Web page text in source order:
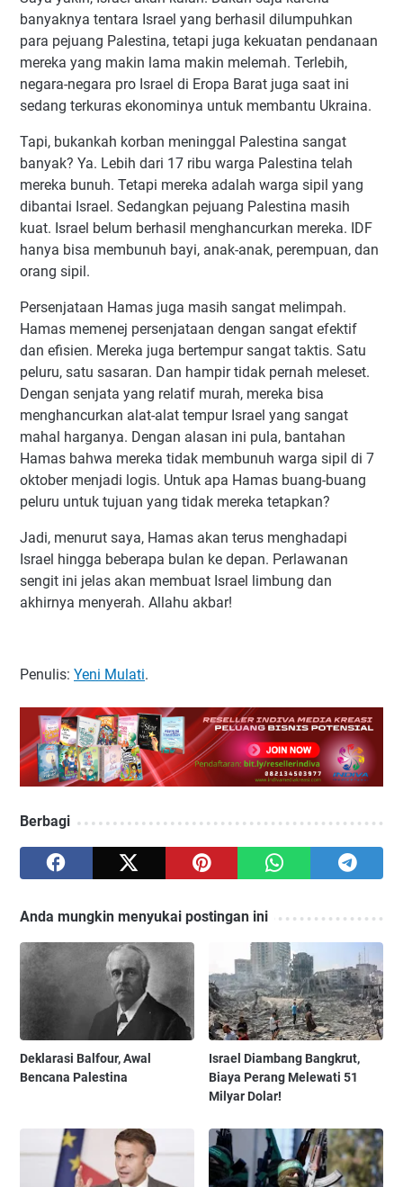
banyaknya tentara Israel yang berhasil dilumpuhkan
para pejuang Palestina, tetapi juga kekuatan pendanaan
mereka yang makin lama makin melemah. Terlebih,
negara-negara pro Israel di Eropa Barat juga saat ini
sedang terkuras ekonominya untuk membantu Ukraina.
Tapi, bukankah korban meninggal Palestina sangat
banyak? Ya. Lebih dari 17 ribu warga Palestina telah
mereka bunuh. Tetapi mereka adalah warga sipil yang
dibantai Israel. Sedangkan pejuang Palestina masih
kuat. Israel belum berhasil menghancurkan mereka. IDF
hanya bisa membunuh bayi, anak-anak, perempuan, dan
orang sipil.
Persenjataan Hamas juga masih sangat melimpah.
Hamas memenej persenjataan dengan sangat efektif
dan efisien. Mereka juga bertempur sangat taktis. Satu
peluru, satu sasaran. Dan hampir tidak pernah meleset.
Dengan senjata yang relatif murah, mereka bisa
menghancurkan alat-alat tempur Israel yang sangat
mahal harganya. Dengan alasan ini pula, bantahan
Hamas bahwa mereka tidak membunuh warga sipil di 7
oktober menjadi logis. Untuk apa Hamas buang-buang
peluru untuk tujuan yang tidak mereka tetapkan?
Jadi, menurut saya, Hamas akan terus menghadapi
Israel hingga beberapa bulan ke depan. Perlawanan
sengit ini jelas akan membuat Israel limbung dan
akhirnya menyerah. Allahu akbar!
Penulis: Yeni Mulati.
Berbagi
Anda mungkin menyukai postingan ini
Deklarasi Balfour, Awal
Bencana Palestina
Israel Diambang Bangkrut,
Biaya Perang Melewati 51
Milyar Dolar!